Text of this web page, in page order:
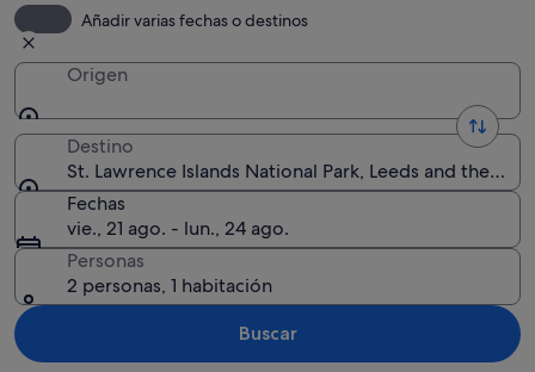
Añadir varias fechas o destinos
Origen
Destino
St. Lawrence Islands National Park, Leeds and the
Fechas
vie., 21 ago. - lun., 24 ago.
Personas
2 personas, 1 habitación
Buscar